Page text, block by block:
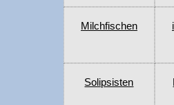
Milchfischen
Solipsisten